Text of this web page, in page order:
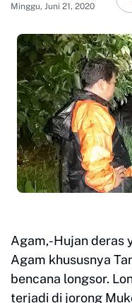
Minggu, Juni 21, 2020
Agam,-Hujan deras
Agam khususnya
bencana longsor.
terjadi di jorong